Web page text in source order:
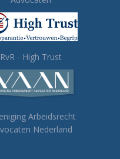
RvR - High Trust
Arbeidsrecht
Nederland